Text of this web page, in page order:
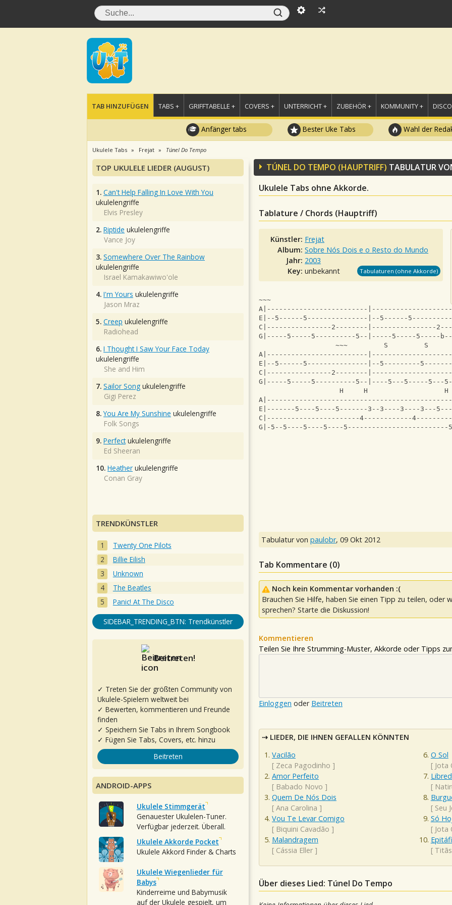
TAB HINZUFÜGEN TABS + GRIFFTABELLE + COVERS + UNTERRICHT + ZUBEHÖR + KOMMUNITY +
Anfänger tabs Bester Uke Tabs Wahl der
Ukulele Tabs Frejat Túnel Do Tempo
TÚNEL DO TEMPO (HAUPTRIFF) TABULATUR
Ukulele Tabs ohne Akkorde.
Tablature / Chords (Hauptriff)
Künstler: Frejat
Album:Sobre Nós Dois e o Resto do Mundo
Jahr: 2003
Key:unbekannt Tabulaturen (ohne Akkorde)
A|-------------------------
E|--5------5---------------|--5------
C|----------------2--------|----------------
G|-----5-----5----------5--|-----5-----5-----
~~~         S
A|-------------------------
E|--5------5---------------|--5---------
C|----------------2--------
G|-----5-----5----------5--|----5---5-----5---
H     H
E|-------5----5----5-------3--3----3----3---
C|-----------------------4------------
G|-5--5----5----5----5-------------------------
Tabulatur von paulobr, 09 Okt 2012
Tab Kommentare (0)
Noch kein Kommentar vorhanden :(
Brauchen Sie Hilfe, haben Sie einen Tipp zu teilen, oder
sprechen? Starte die Diskussion!
Kommentieren
Teilen Sie Ihre Strumming-Muster, Akkorde oder Tipps
Einloggen oder Beitreten
LIEDER, DIE IHNEN GEFALLEN KÖNNTEN
Vacilão
[ Zeca Pagodinho ]
Amor Perfeito
[ Babado Novo ]
Quem De Nós Dois
[ Ana Carolina ]
Vou Te Levar Comigo
[ Biquini Cavadão ]
Malandragem
[ Cássia Eller ]
O Sol
[ Jota
[
[ Seu
Só
[ Jota
[ Titãs
Über dieses Lied: Túnel Do Tempo
TOP UKULELE LIEDER (AUGUST)
1. Can't Help Falling In Love With You
ukulelengriffe
Elvis Presley
2. Riptide ukulelengriffe
Vance Joy
3. Somewhere Over The Rainbow
ukulelengriffe
Israel Kamakawiwo'ole
4. I'm Yours ukulelengriffe
Jason Mraz
5. Creep ukulelengriffe
Radiohead
6. I Thought I Saw Your Face Today
ukulelengriffe
She and Him
7. Sailor Song ukulelengriffe
Gigi Perez
8. You Are My Sunshine ukulelengriffe
Folk Songs
9. Perfectukulelengriffe
Ed Sheeran
10. Heather ukulelengriffe
Conan Gray
TRENDKÜNSTLER
Twenty One Pilots
Billie Eilish
Unknown
The Beatles
Panic! At The Disco
SIDEBAR_TRENDING_BTN: Trendkünstler
Beitreten!
✓ Treten Sie der größten Community von
Ukulele-Spielern weltweit bei
✓ Bewerten, kommentieren und Freunde
finden
✓ Speichern Sie Tabs in Ihrem Songbook
✓ Fügen Sie Tabs, Covers, etc. hinzu
Beitreten
ANDROID-APPS
Ukulele Stimmgerät
Genauester Ukulelen-Tuner.
Verfügbar jederzeit. Überall.
Ukulele Akkorde Pocket
Ukulele Akkord Finder & Charts
Ukulele Wiegenlieder für
Babys
Kinderreime und Babymusik
auf der Ukulele gespielt, um